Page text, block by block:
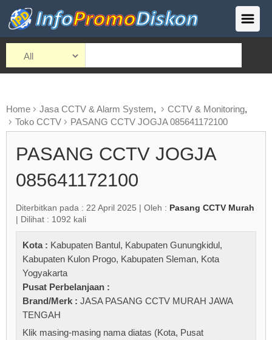
Home Jasa CCTV & Alarm System, CCTV & Monitoring,
Toko CCTV
PASANG CCTV JOGJA 085641172100
PASANG CCTV JOGJA
085641172100
Diterbitkan pada : 22 April 2025 | Oleh : Pasang CCTV Murah
| Dilihat : 1092 kali
Kota : Kabupaten Bantul, Kabupaten Gunungkidul,
Kabupaten Kulon Progo, Kabupaten Sleman, Kota
Yogyakarta
Pusat Perbelanjaan :
Brand/Merk : JASA PASANG CCTV MURAH JAWA
TENGAH
Klik masing-masing nama diatas (Kota, Pusat